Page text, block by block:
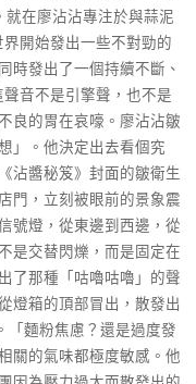
就在廖沾沾專注於與蒜泥
界開始發出一些不對勁的
時發出了一個持續不斷、
音不是引擎聲，也不是
良的胃在哀嚎。廖沾沾皺
」。他決定出去看個究
沾醬秘笈》封面的皺衛生
門，立刻被眼前的景象震
號燈，從東邊到西邊，從
是交替閃爍，而是固定在
了那種「咕嚕咕嚕」的聲
燈箱的頂部冒出，散發出
麵粉焦慮？還是過度發
關的氣味都極度敏感。他